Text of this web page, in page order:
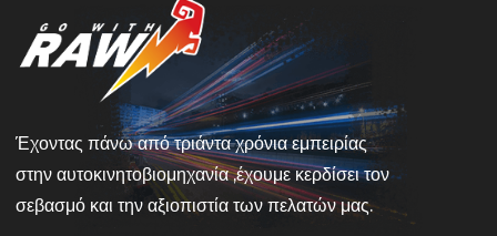
Έχοντας πάνω από τριάντα χρόνια εμπειρίας
στην αυτοκινητοβιομηχανία ,έχουμε κερδίσει τον
σεβασμό και την αξιοπιστία των πελατών μας.